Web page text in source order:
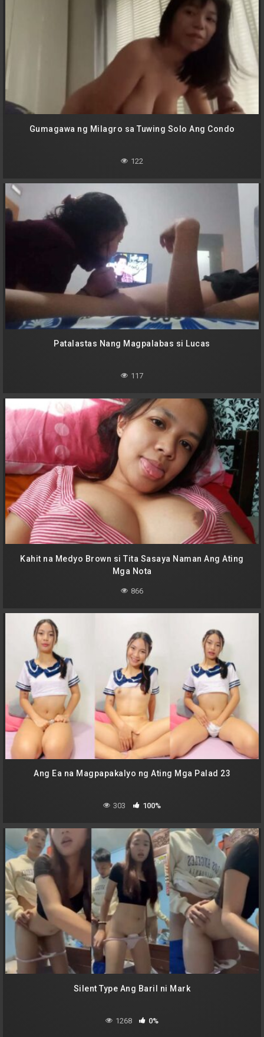
Gumagawa ng Milagro sa Tuwing Solo Ang Condo
122
Patalastas Nang Magpalabas si Lucas
117
Kahit na Medyo Brown si Tita Sasaya Naman Ang Ating
Mga Nota
866
Ang Ea na Magpapakalyo ng Ating Mga Palad 23
303 100%
Silent Type Ang Baril ni Mark
1268 0%